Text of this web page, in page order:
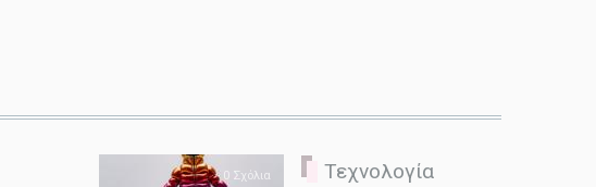
0 Σχόλια Τεχνολογία